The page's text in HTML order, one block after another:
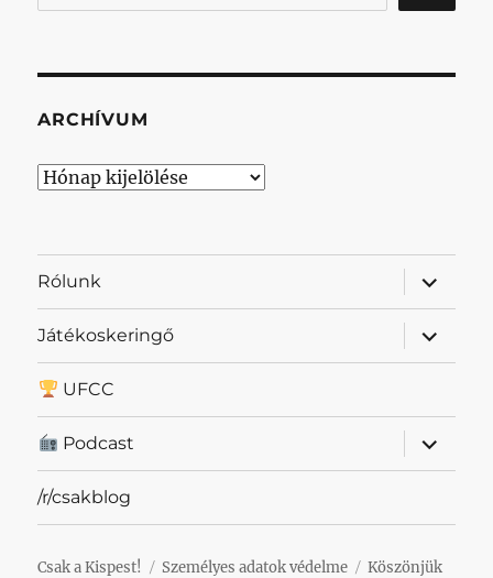
ARCHÍVUM
Archívum
Rólunk
almenü
Játékoskeringő
almenü
UFCC
Podcast
almenü
/r/csakblog
Csak a Kispest! Személyes adatok védelme
Köszönjük